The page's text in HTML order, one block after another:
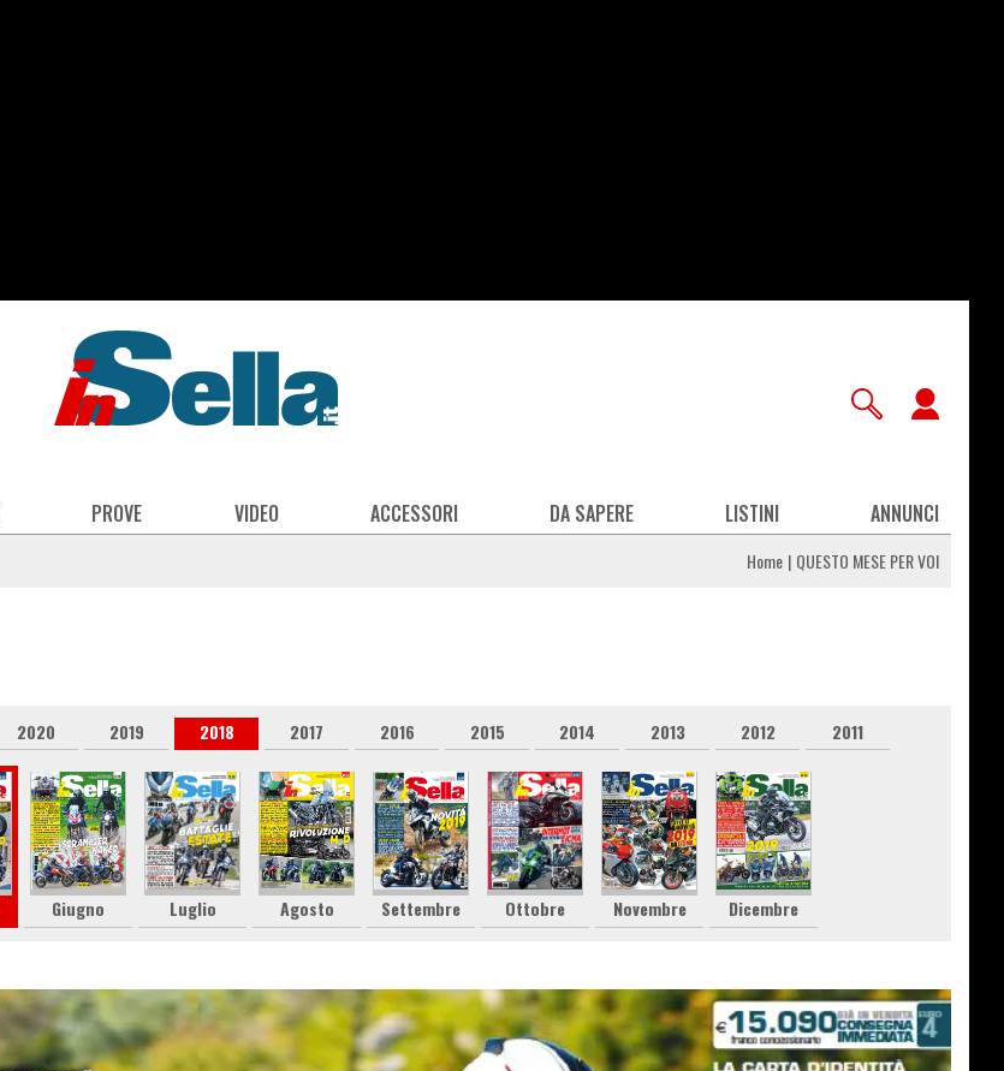
PROVE VIDEO ACCESSORI DA SAPERE LISTINI ANNUNCI
Home QUESTO MESE PER VOI
2020 2019 2018 2017 2016 2015 2014 2013 2012 2011
Giugno Luglio Agosto Settembre Ottobre Novembre Dicembre